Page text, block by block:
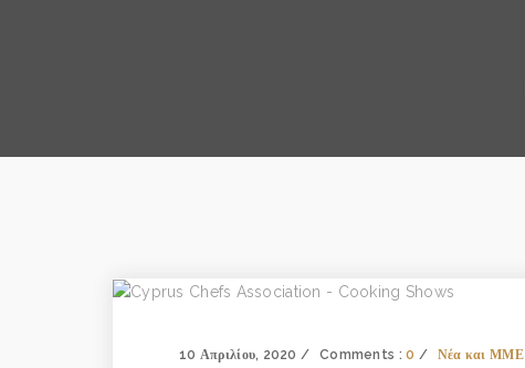
10 Απριλίου, 2020 Comments :0 Νέα και ΜΜΕ